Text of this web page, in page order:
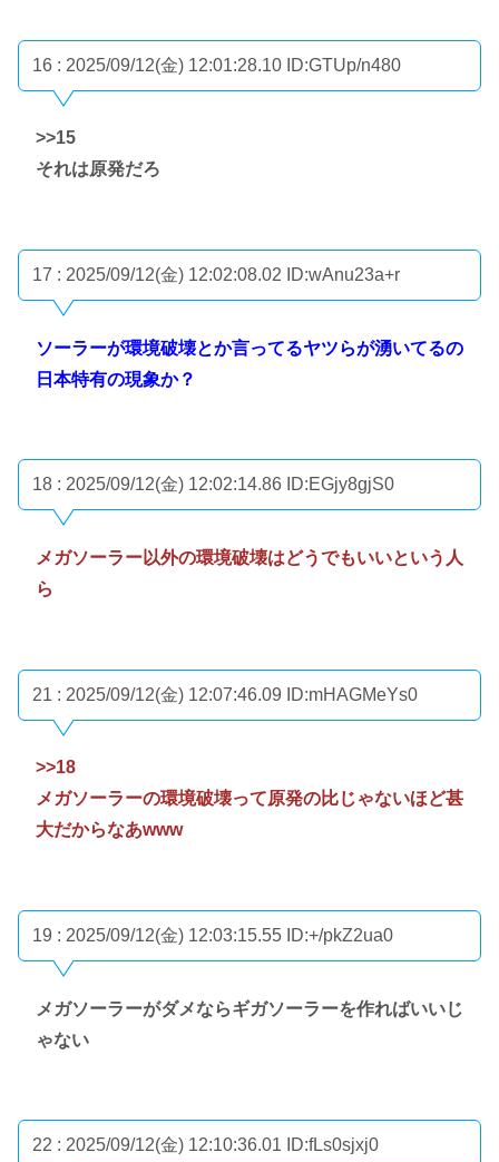
16 : 2025/09/12(金) 12:01:28.10 ID:GTUp/n480
>>15
それは原発だろ
17 : 2025/09/12(金) 12:02:08.02 ID:wAnu23a+r
ソーラーが環境破壊とか言ってるヤツらが湧いてるの
日本特有の現象か？
18 : 2025/09/12(金) 12:02:14.86 ID:EGjy8gjS0
メガソーラー以外の環境破壊はどうでもいいという人
ら
21 : 2025/09/12(金) 12:07:46.09 ID:mHAGMeYs0
>>18
メガソーラーの環境破壊って原発の比じゃないほど甚
大だからなあwww
19 : 2025/09/12(金) 12:03:15.55 ID:+/pkZ2ua0
メガソーラーがダメならギガソーラーを作ればいいじ
ゃない
22 : 2025/09/12(金) 12:10:36.01 ID:fLs0sjxj0